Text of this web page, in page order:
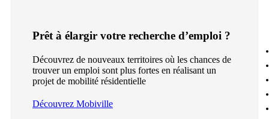
Prêt à élargir votre recherche d’emploi ?
Découvrez de nouveaux territoires où les chances de
trouver un emploi sont plus fortes en réalisant un
projet de mobilité résidentielle
Découvrez Mobiville